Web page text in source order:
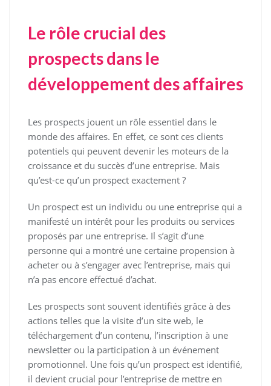
Le rôle crucial des
prospects dans le
développement des affaires
Les prospects jouent un rôle essentiel dans le
monde des affaires. En effet, ce sont ces clients
potentiels qui peuvent devenir les moteurs de la
croissance et du succès d’une entreprise. Mais
qu’est-ce qu’un prospect exactement ?
Un prospect est un individu ou une entreprise qui a
manifesté un intérêt pour les produits ou services
proposés par une entreprise. Il s’agit d’une
personne qui a montré une certaine propension à
acheter ou à s’engager avec l’entreprise, mais qui
n’a pas encore effectué d’achat.
Les prospects sont souvent identifiés grâce à des
actions telles que la visite d’un site web, le
téléchargement d’un contenu, l’inscription à une
newsletter ou la participation à un événement
promotionnel. Une fois qu’un prospect est identifié,
il devient crucial pour l’entreprise de mettre en